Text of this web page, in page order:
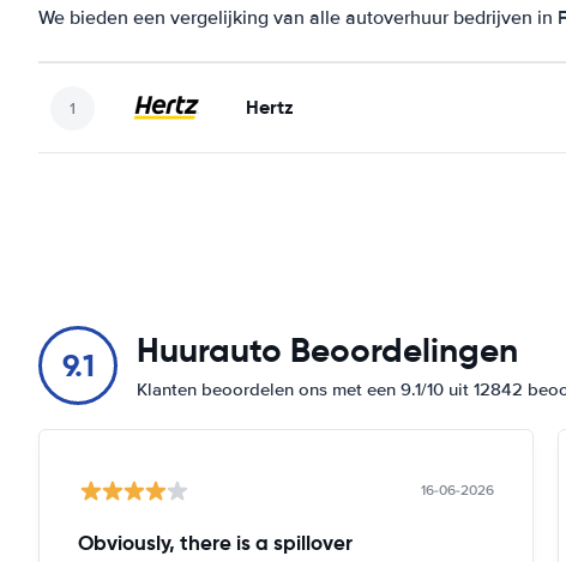
We bieden een vergelijking van alle autoverhuur bedrijven in
Hertz
9.1 Huurauto Beoordelingen
Klanten beoordelen ons met een 9.1/10 uit 12842
16-06-2026
Obviously, there is a spillover